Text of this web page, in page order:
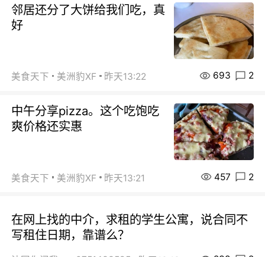
邻居还分了大饼给我们吃，真
好
美食天下 美洲豹XF 昨天13:22 693 2
中午分享pizza。这个吃饱吃
爽价格还实惠
美食天下 美洲豹XF 昨天13:21 457 2
在网上找的中介，求租的学生公寓，说合同不
写租住日期，靠谱么？